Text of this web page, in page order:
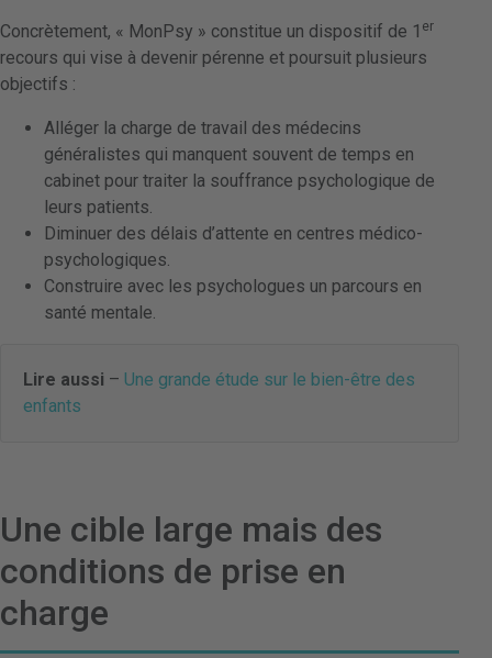
Concrètement, « MonPsy » constitue un dispositif de 1 er
recours qui vise à devenir pérenne et poursuit plusieurs
objectifs :
Alléger la charge de travail des médecins
généralistes qui manquent souvent de temps en
cabinet pour traiter la souffrance psychologique de
leurs patients.
Diminuer des délais d’attente en centres médico-
psychologiques.
Construire avec les psychologues un parcours en
santé mentale.
Lire aussi – Une grande étude sur le bien-être des
enfants
Une cible large mais des
conditions de prise en
charge